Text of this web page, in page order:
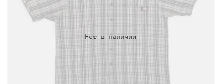
Нет в наличии